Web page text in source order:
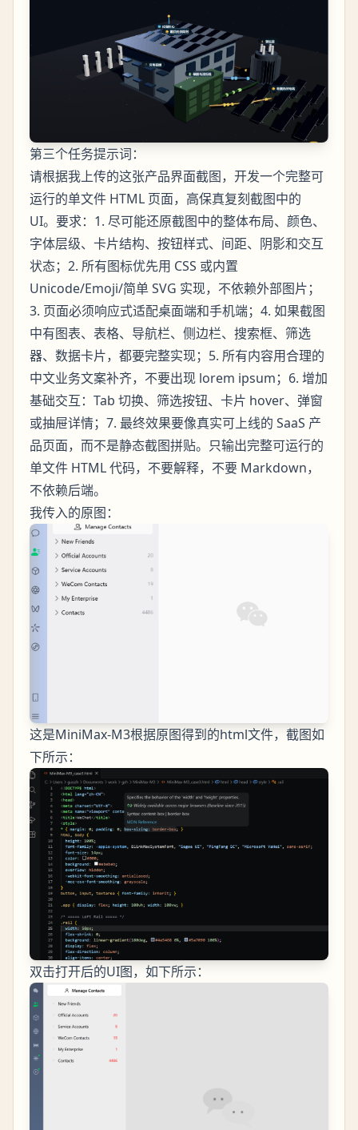
第三个任务提示词：
请根据我上传的这张产品界面截图，开发一个完整可
运行的单文件 HTML 页面，高保真复刻截图中的
UI。要求：1. 尽可能还原截图中的整体布局、颜色、
字体层级、卡片结构、按钮样式、间距、阴影和交互
状态；2. 所有图标优先用 CSS 或内置
Unicode/Emoji/简单 SVG 实现，不依赖外部图片；
3. 页面必须响应式适配桌面端和手机端；4. 如果截图
中有图表、表格、导航栏、侧边栏、搜索框、筛选
器、数据卡片，都要完整实现；5. 所有内容用合理的
中文业务文案补齐，不要出现 lorem ipsum；6. 增加
基础交互：Tab 切换、筛选按钮、卡片 hover、弹窗
或抽屉详情；7. 最终效果要像真实可上线的 SaaS 产
品页面，而不是静态截图拼贴。只输出完整可运行的
单文件 HTML 代码，不要解释，不要 Markdown，
不依赖后端。
我传入的原图：
这是MiniMax-M3根据原图得到的html文件，截图如
下所示：
双击打开后的UI图，如下所示：